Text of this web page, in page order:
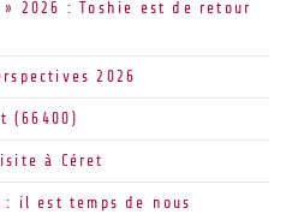
2026 : Toshie est de retour
2026
(66400)
à Céret
: il est temps de nous